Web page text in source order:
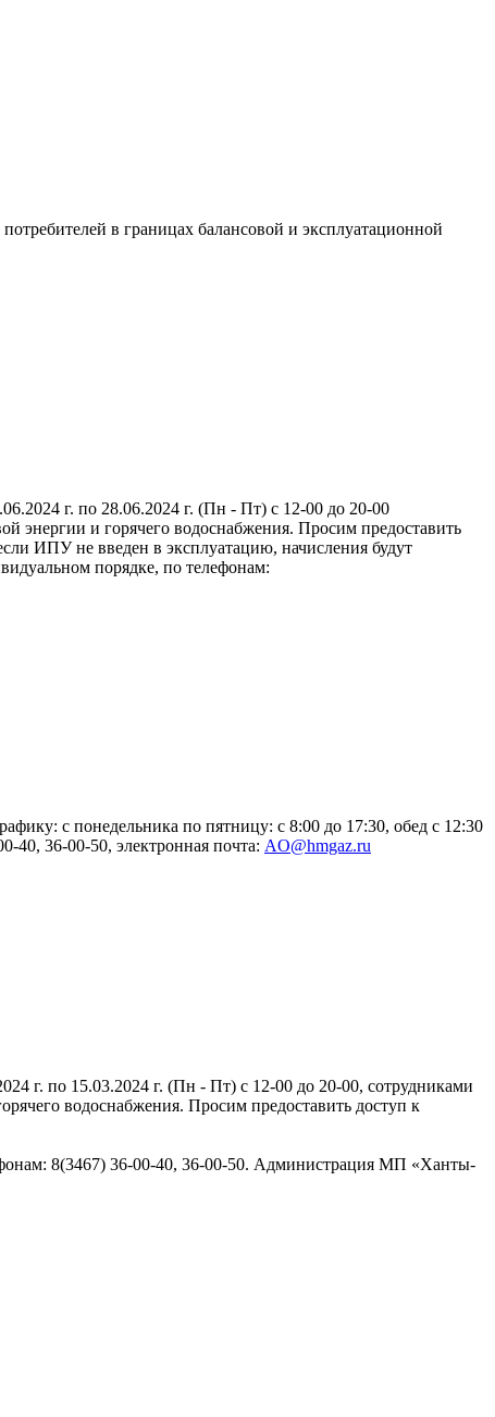
в границах балансовой и эксплуатационной
г. по 28.06.2024 г. (Пн - Пт) с 12-00 до 20-00
энергии и горячего водоснабжения. Просим предоставить
ИПУ не введен в эксплуатацию, начисления будут
порядке, по телефонам:
с понедельника по пятницу: с 8:00 до 17:30, обед с 12:30
40, 36-00-50, электронная почта: AO@hmgaz.ru
г. по 15.03.2024 г. (Пн - Пт) с 12-00 до 20-00, сотрудниками
водоснабжения. Просим предоставить доступ к
8(3467) 36-00-40, 36-00-50. Администрация МП «Ханты-